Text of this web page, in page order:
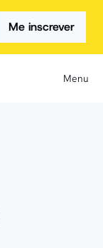
Me inscrever
Menu